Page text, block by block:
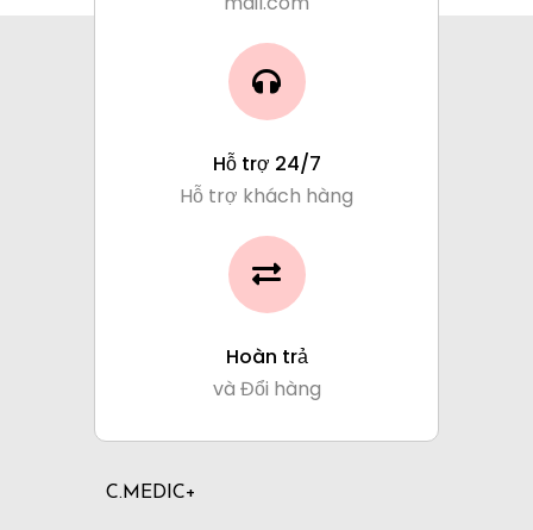
Hỗ trợ 24/7
Hỗ trợ khách hàng
Hoàn trả
và Đổi hàng
C.MEDIC+